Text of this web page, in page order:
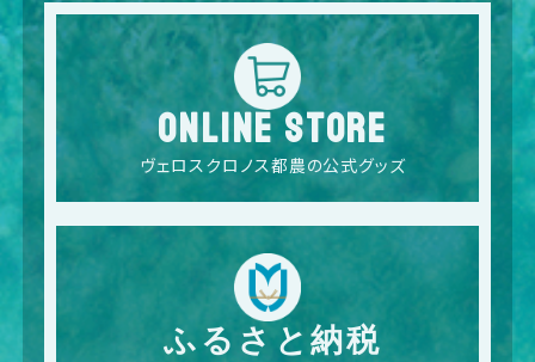
ONLINE STORE
ヴェロスクロノス都農の公式グッズ
ふるさと納税